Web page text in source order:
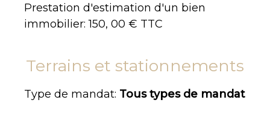
Prestation d'estimation d'un bien
immobilier: 150, 00 € TTC
Terrains et stationnements
Type de mandat: Tous types de mandat